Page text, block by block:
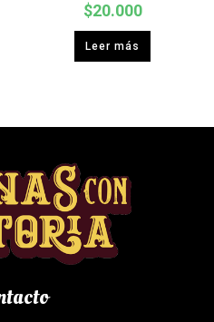
$20.000
Leer más